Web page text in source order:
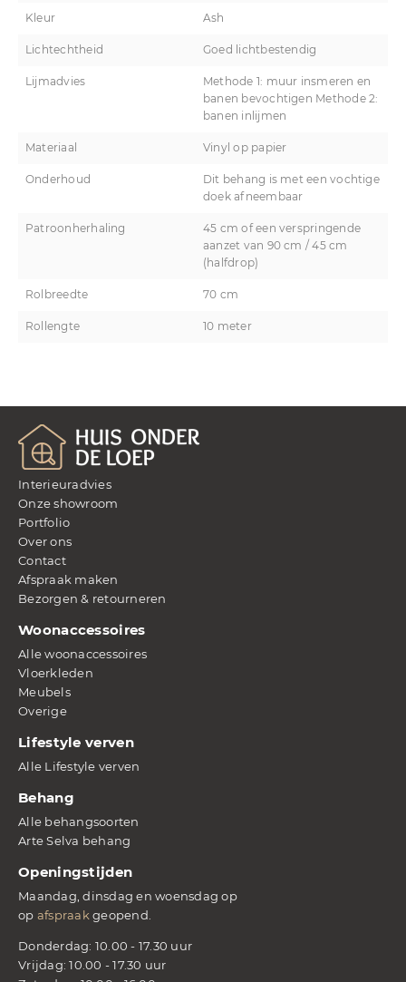
Kleur Ash
Lichtechtheid Goed lichtbestendig
Lijmadvies
Methode 1: muur insmeren en
banen bevochtigen Methode 2:
banen inlijmen
Materiaal Vinyl op papier
Onderhoud
Dit behang is met een vochtige
doek afneembaar
Patroonherhaling
45 cm of een verspringende
aanzet van 90 cm / 45 cm
(halfdrop)
Rolbreedte 70 cm
Rollengte 10 meter
Interieuradvies
Onze showroom
Portfolio
Over ons
Contact
Afspraak maken
Bezorgen & retourneren
Woonaccessoires
Alle woonaccessoires
Vloerkleden
Meubels
Overige
Lifestyle verven
Alle Lifestyle verven
Behang
Alle behangsoorten
Arte Selva behang
Openingstijden
Maandag, dinsdag en woensdag op
op afspraakgeopend.
Donderdag: 10.00 - 17.30 uur
Vrijdag: 10.00 - 17.30 uur